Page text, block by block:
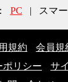
PC | スマ
規約
会員規
ポリシー
サ